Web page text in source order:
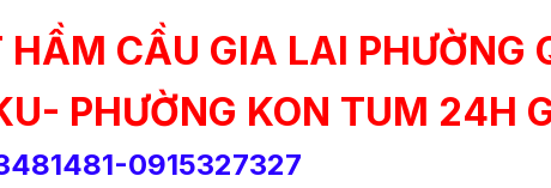
HẦM CẦU GIA LAI PHƯỜNG
PHƯỜNG KON TUM 24H
0915327327